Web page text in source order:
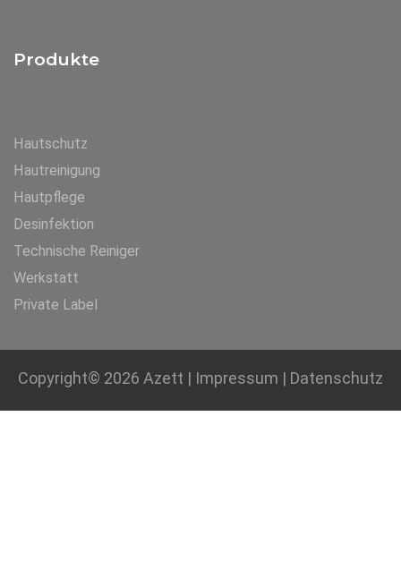
Produkte
Hautschutz
Hautreinigung
Hautpflege
Desinfektion
Technische Reiniger
Werkstatt
Private Label
Copyright© 2026 Azett | Impressum | Datenschutz